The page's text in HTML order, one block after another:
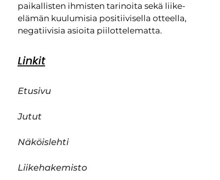
paikallisten ihmisten tarinoita sekä liike-
elämän kuulumisia positiivisella otteella,
negatiivisia asioita piilottelematta.
Linkit
Etusivu
Jutut
Näköislehti
Liikehakemisto